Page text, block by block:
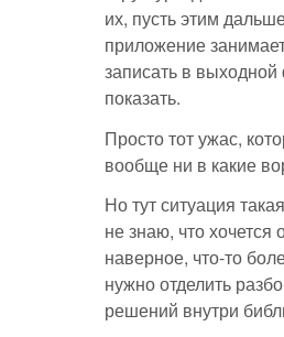
их, пусть этим
приложение
записать в
показать.
Просто тот ужас,
вообще ни в какие
Но тут ситуация
не знаю, что хочется
наверное, что-то
нужно отделить
решений внутри